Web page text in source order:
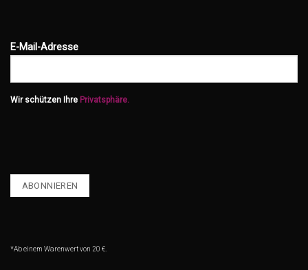
E-Mail-Adresse
Wir schützen Ihre Privatsphäre.
*Ab einem Warenwert von 20 €.